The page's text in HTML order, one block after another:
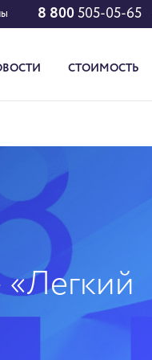
8 800 505-05-65
СТОИМОСТЬ
«Легкий